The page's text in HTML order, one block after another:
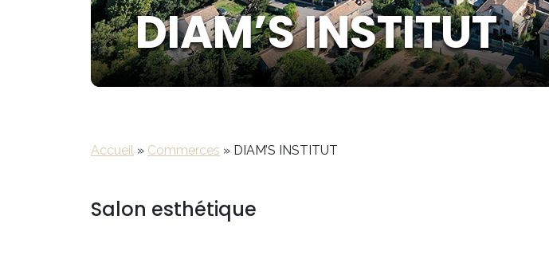
DIAM’S INSTITUT
Accueil » Commerces » DIAM’S INSTITUT
Salon esthétique